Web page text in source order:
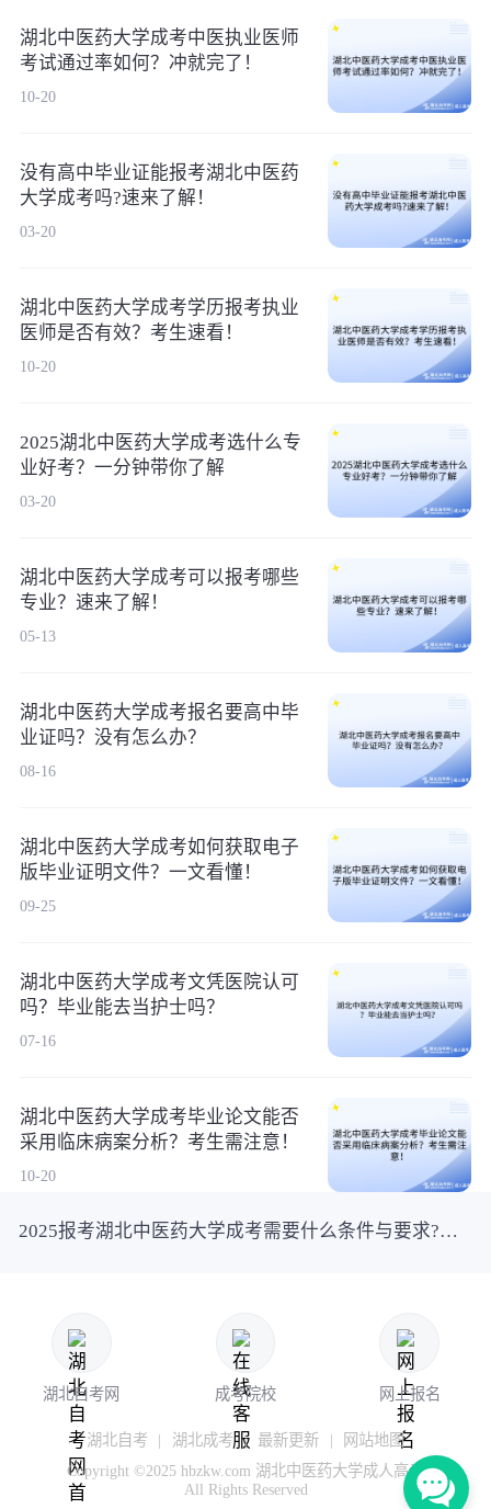
湖北中医药大学成考中医执业医师
考试通过率如何？冲就完了！
10-20
没有高中毕业证能报考湖北中医药
大学成考吗?速来了解！
03-20
湖北中医药大学成考学历报考执业
医师是否有效？考生速看！
10-20
2025湖北中医药大学成考选什么专
业好考？一分钟带你了解
03-20
湖北中医药大学成考可以报考哪些
专业？速来了解！
05-13
湖北中医药大学成考报名要高中毕
业证吗？没有怎么办？
08-16
湖北中医药大学成考如何获取电子
版毕业证明文件？一文看懂！
09-25
湖北中医药大学成考文凭医院认可
吗？毕业能去当护士吗？
07-16
湖北中医药大学成考毕业论文能否
采用临床病案分析？考生需注意！
10-20
2025报考湖北中医药大学成考需要什么条件与要求?看这一篇就够了
湖北自考网 成考院校 网上报名
湖北自考 | 湖北成考 | 最新更新 |
网站地图
Copyright ©2025 hbzkw.com 湖北中医药大学成人高考
All Rights Reserved